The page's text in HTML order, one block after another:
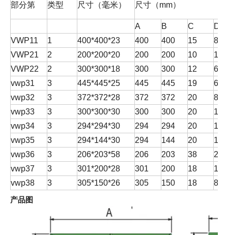
部分第 类型 尺寸（毫米） 尺寸（mm）
A B C
D
VWP11
1 400*400*23 400 400 15
8
VWP21
2 200*200*20 200 200 10
10
VWP22
2 300*300*18 300 300 12
6
vwp31
3 445*445*25 445 445 19
6
vwp32
3 372*372*28 372 372 20
8
vwp33
3 300*300*30 300 300 20
10
vwp34
3 294*294*30 294 294 20
10
vwp35
3 294*144*30 294 144 20
10
vwp36
3 206*203*58 206 203 38
20
vwp37
3 301*200*28 301 200 18
10
vwp38
3 305*150*26 305 150 18
8
产品图